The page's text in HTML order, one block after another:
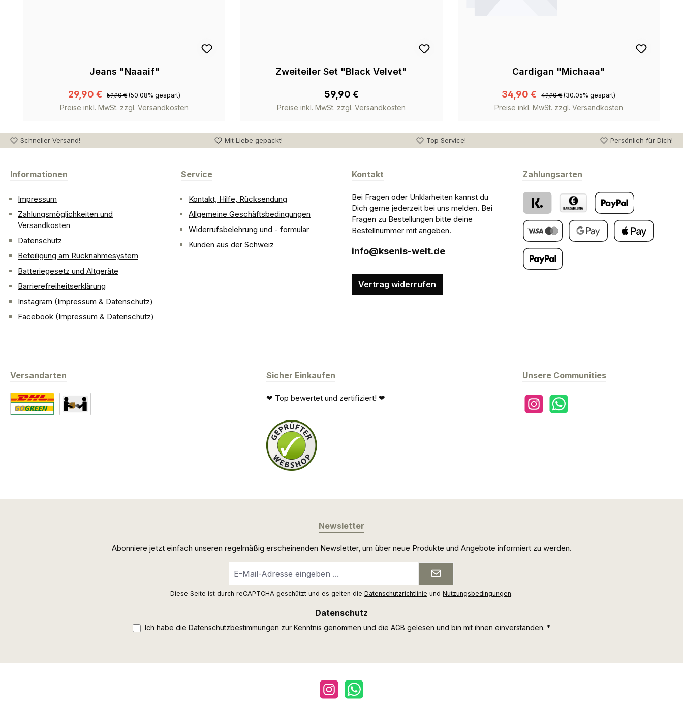
Jeans "Naaaif"
29,90 € 59,90 € (50.08% gespart)
Preise inkl. MwSt. zzgl. Versandkosten
Zweiteiler Set "Black Velvet"
59,90 €
Preise inkl. MwSt. zzgl. Versandkosten
Cardigan "Michaaa"
34,90 € 49,90 € (30.06% gespart)
Preise inkl. MwSt. zzgl. Versandkosten
Schneller Versand! Mit Liebe gepackt! Top Service! Persönlich für Dich!
Informationen
Impressum
Zahlungsmöglichkeiten und
Versandkosten
Datenschutz
Beteiligung am Rücknahmesystem
Batteriegesetz und Altgeräte
Barrierefreiheitserklärung
Instagram (Impressum & Datenschutz)
Facebook (Impressum & Datenschutz)
Service
Kontakt, Hilfe, Rücksendung
Allgemeine Geschäftsbedingungen
Widerrufsbelehrung und - formular
Kunden aus der Schweiz
Kontakt
Bei Fragen oder Unklarheiten kannst du
Dich gerne jederzeit bei uns melden. Bei
Fragen zu Bestellungen bitte deine
Bestellnummer mit angeben.
info@ksenis-welt.de
Vertrag widerrufen
Unsere Communities
InstagramWhatsApp
Zahlungsarten
PayPal
Kredit- oder Debitkarte
Klarna Barzahlung bei Abholung
Versandarten Sicher Einkaufen
❤ Top bewertet und zertifiziert! ❤
Newsletter
Abonniere jetzt einfach unseren regelmäßig erscheinenden Newsletter, um über neue Produkte und Angebote informiert zu werden.
Mail-
Diese Seite ist durch reCAPTCHA geschützt und es gelten die Datenschutzrichtlinie und Nutzungsbedingungen.
Datenschutz
Ich habe die Datenschutzbestimmungen zur Kenntnis genommen und die AGB gelesen und bin mit ihnen einverstanden. *
InstagramWhatsApp